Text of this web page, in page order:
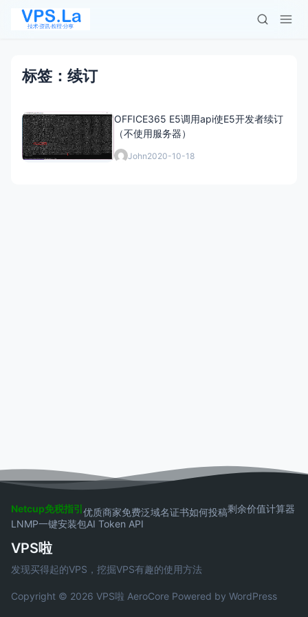
标签：续订
OFFICE365 E5调用api使E5开发者续订
（不使用服务器）
John2020-10-18
Netcup免税指引优质商家免费泛域名证书如何投稿剩余价值计算器
LNMP一键安装包AI Token API
VPS啦
发现买得起的VPS，挖掘VPS有趣的使用方法
Copyright © 2026 VPS啦 AeroCore Powered by WordPress